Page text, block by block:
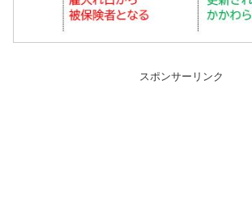
スポンサーリンク